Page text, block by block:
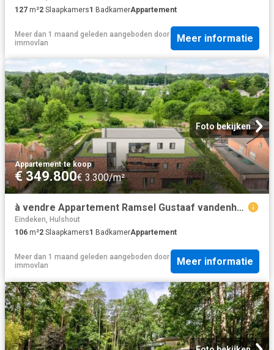
127 m²2 Slaapkamers1 BadkamerAppartement
Meer dan 1 maand geleden aangeboden door
immovlan
Meer informatie
Foto bekijken
Appartement·te koop
€ 349.800€ 3.300/m²
à vendre Appartement Ramsel Gustaaf vandenheuvelstraat
Eindeken, Hulshout
106 m²2 Slaapkamers1 BadkamerAppartement
Meer dan 1 maand geleden aangeboden door
immovlan
Meer informatie